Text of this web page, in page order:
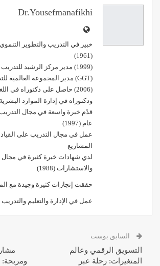
البريد الإلكتروني
Dr.yousefmanafikhi
خبير في التدريب والتطوير
(1961)
(1999) مدير مركز الرشيد للتدريب الإبداعي
(GGT) مدير المجموعة العالمية للتدريب
(2006) حاصل على دكتوراه في اللغة العربية
ودكتوراه في إدارة الموارد البشرية
قدًم خبرة واسعة في مجال
عام (1997)
عمل في مجال التدريب على القيادة
المشاريع
لدي شهادات خبرة كثيرة في مجال
والاستشارات (1988)
حققت إنجازات كثيرة وجيدة مع
عمل في الإدارة والتعليم والتدريب
السابق بوست
التسويق الرقمي وعالم
المتغيرات: رحلة عبر